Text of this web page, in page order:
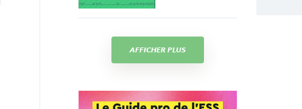
AFFICHER PLUS